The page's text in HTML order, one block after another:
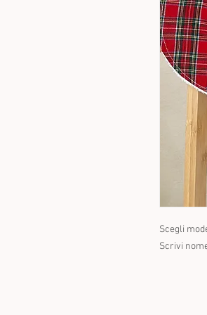
Scegli
Scrivi